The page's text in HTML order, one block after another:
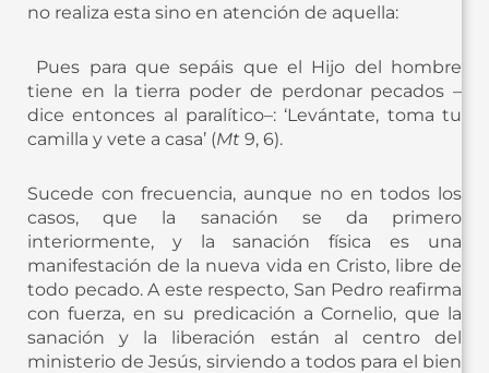
no realiza esta sino en atención de aquella:
Pues para que sepáis que el Hijo del hombre
tiene en la tierra poder de perdonar pecados –
dice entonces al paralítico–: ‘Levántate, toma tu
camilla y vete a casa’ (Mt 9, 6).
Sucede con frecuencia, aunque no en todos los
casos, que la sanación se da primero
interiormente, y la sanación física es una
manifestación de la nueva vida en Cristo, libre de
todo pecado. A este respecto, San Pedro reafirma
con fuerza, en su predicación a Cornelio, que la
sanación y la liberación están al centro del
ministerio de Jesús, sirviendo a todos para el bien